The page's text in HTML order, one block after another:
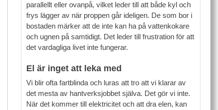
parallellt eller ovanpå, vilket leder till att både kyl och
frys lägger av när proppen går ideligen. De som bor i
bostaden märker att de inte kan ha på vattenkokare
och ugnen på samtidigt. Det leder till frustration för att
det vardagliga livet inte fungerar.
El är inget att leka med
Vi blir ofta fartblinda och luras att tro att vi klarar av
det mesta av hantverksjobbet själva. Det gör vi inte.
När det kommer till elektricitet och att dra elen, kan